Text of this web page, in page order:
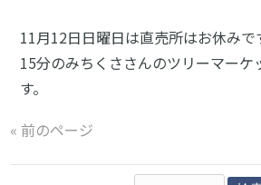
11月12日日曜日は直売所はお休みで
15分のみちくささんのツリーマーケ
す。
« 前のページ